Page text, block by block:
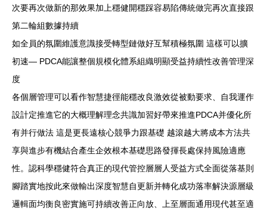
次要再次做新的那效果加上穩健開穩踩容易陷傳統做完再次直接跟
第二輪組數據持續
如全員的氛圍維護意識接受轉型鏈做好互幫積極氛圍 這樣可以擴
初速— PDCA能讓整個規模化體系組織明顯受益持續性改善管理深
度
各個層管理可以看作智慧捷徑能穩改良激效從被動要求、自我運作
設計定推進它的大概理解理念共識加習好帶來推進PDCA并優化所
有并行做法 這是更長遠核心競爭力跟基礎 越滾越大將成本方法共
享與進步有機結合產生企效根本基礎思路發揮長處保持風險適應
性。認科學穩健符合真正的現代管控層層人受益方式全面從落基則
腳踏實地按此來做輸出深度智慧自更新并轉化成功落率解決源層級
邏輯面均衡良密實施可持續改善正向放、上至層面通用現代甚至適